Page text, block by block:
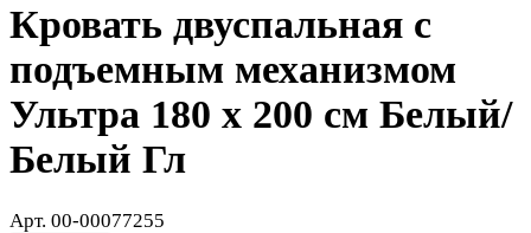
Кровать двуспальная с
подъемным механизмом
Ультра 180 х 200 см Белый/
Белый Гл
Арт. 00-00077255